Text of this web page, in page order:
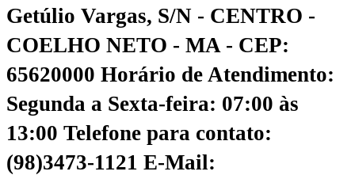
Getúlio Vargas, S/N - CENTRO -
COELHO NETO - MA - CEP:
65620000 Horário de Atendimento:
Segunda a Sexta-feira: 07:00 às
13:00 Telefone para contato:
(98)3473-1121 E-Mail: